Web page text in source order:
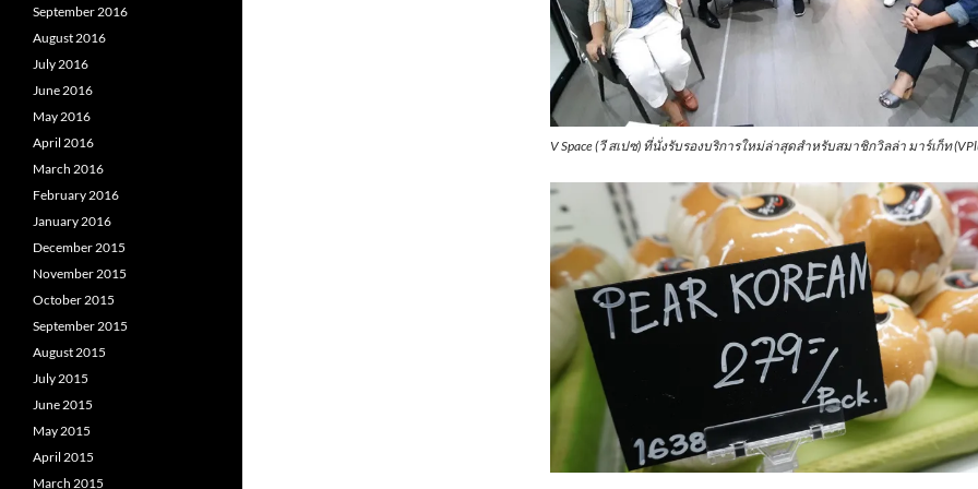
V Space (วี สเปซ) ที่นั่งรับรองบริการใหม่ล่าสุดสำหรับสมาชิกวิลล่า มาร์เก็ท
September 2016
August 2016
July 2016
June 2016
May 2016
April 2016
March 2016
February 2016
January 2016
December 2015
November 2015
October 2015
September 2015
August 2015
July 2015
June 2015
May 2015
April 2015
March 2015